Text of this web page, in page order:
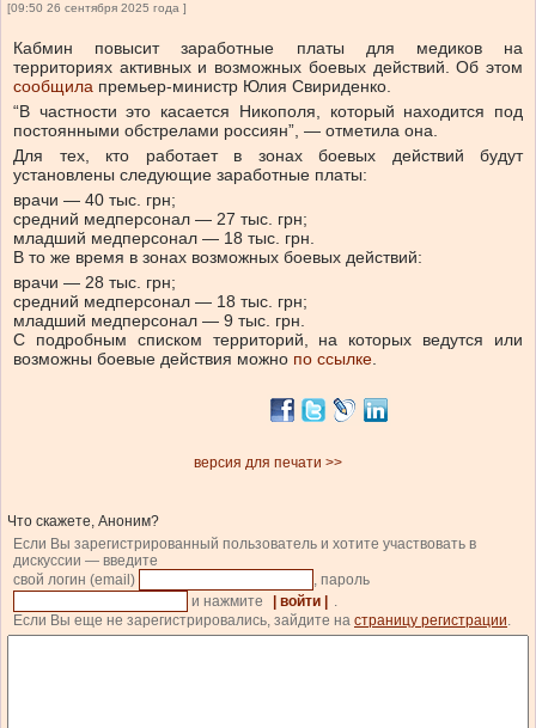
[09:50 26 сентября 2025 года ]
Кабмин повысит заработные платы для медиков на
территориях активных и возможных боевых действий.Об этом
сообщила премьер-министр Юлия Свириденко.
“В частности это касается Никополя, который находится под
постоянными обстрелами россиян”, — отметила она.
Для тех, кто работает в зонах боевых действий будут
установлены следующие заработные платы:
врачи — 40 тыс. грн;
средний медперсонал — 27 тыс. грн;
младший медперсонал — 18 тыс. грн.
В то же время в зонах возможных боевых действий:
врачи — 28 тыс. грн;
средний медперсонал — 18 тыс. грн;
младший медперсонал — 9 тыс. грн.
С подробным списком территорий, на которых ведутся или
возможны боевые действия можно по ссылке.
версия для печати >>
Что скажете, Аноним?
Если Вы зарегистрированный пользователь и хотите участвовать в
дискуссии — введите
свой логин (email)
, пароль
и нажмите
| войти |
.
Если Вы еще не зарегистрировались, зайдите на страницу регистрации.